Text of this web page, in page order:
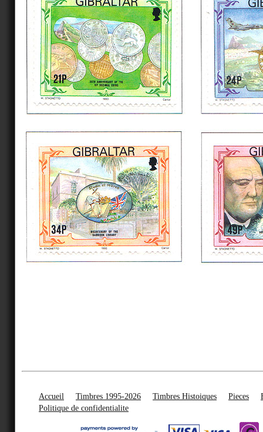
Accueil Timbres 1995-2026 Timbres Histoiques Pieces
Politique de confidentialite